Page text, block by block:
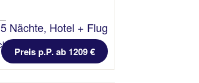
5 Nächte, Hotel + Flug
Preis p.P. ab 1209 €